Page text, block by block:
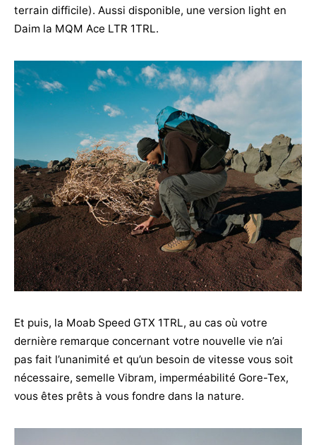
terrain difficile). Aussi disponible, une version light en
Daim la MQM Ace LTR 1TRL.
Et puis, la Moab Speed GTX 1TRL, au cas où votre
dernière remarque concernant votre nouvelle vie n’ai
pas fait l’unanimité et qu’un besoin de vitesse vous soit
nécessaire, semelle Vibram, imperméabilité Gore-Tex,
vous êtes prêts à vous fondre dans la nature.